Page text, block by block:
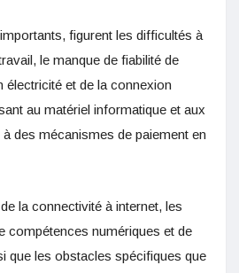
figurent les difficultés à
le manque de fiabilité de
électricité et de la connexion
au matériel informatique et aux
des mécanismes de paiement en
la connectivité à internet, les
compétences numériques et de
que les obstacles spécifiques que